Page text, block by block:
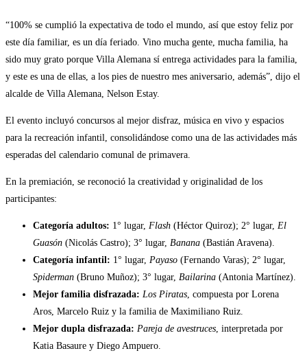
“100% se cumplió la expectativa de todo el mundo, así que estoy feliz por
este día familiar, es un día feriado. Vino mucha gente, mucha familia, ha
sido muy grato porque Villa Alemana sí entrega actividades para la familia,
y este es una de ellas, a los pies de nuestro mes aniversario, además”, dijo el
alcalde de Villa Alemana, Nelson Estay.
El evento incluyó concursos al mejor disfraz, música en vivo y espacios
para la recreación infantil, consolidándose como una de las actividades más
esperadas del calendario comunal de primavera.
En la premiación, se reconoció la creatividad y originalidad de los
participantes:
Categoría adultos: 1° lugar, Flash (Héctor Quiroz); 2° lugar, El
Guasón (Nicolás Castro); 3° lugar, Banana (Bastián Aravena).
Categoría infantil: 1° lugar, Payaso (Fernando Varas); 2° lugar,
Spiderman (Bruno Muñoz); 3° lugar, Bailarina (Antonia Martínez).
Mejor familia disfrazada: Los Piratas , compuesta por Lorena
Aros, Marcelo Ruiz y la familia de Maximiliano Ruiz.
Mejor dupla disfrazada: Pareja de avestruces , interpretada por
Katia Basaure y Diego Ampuero.